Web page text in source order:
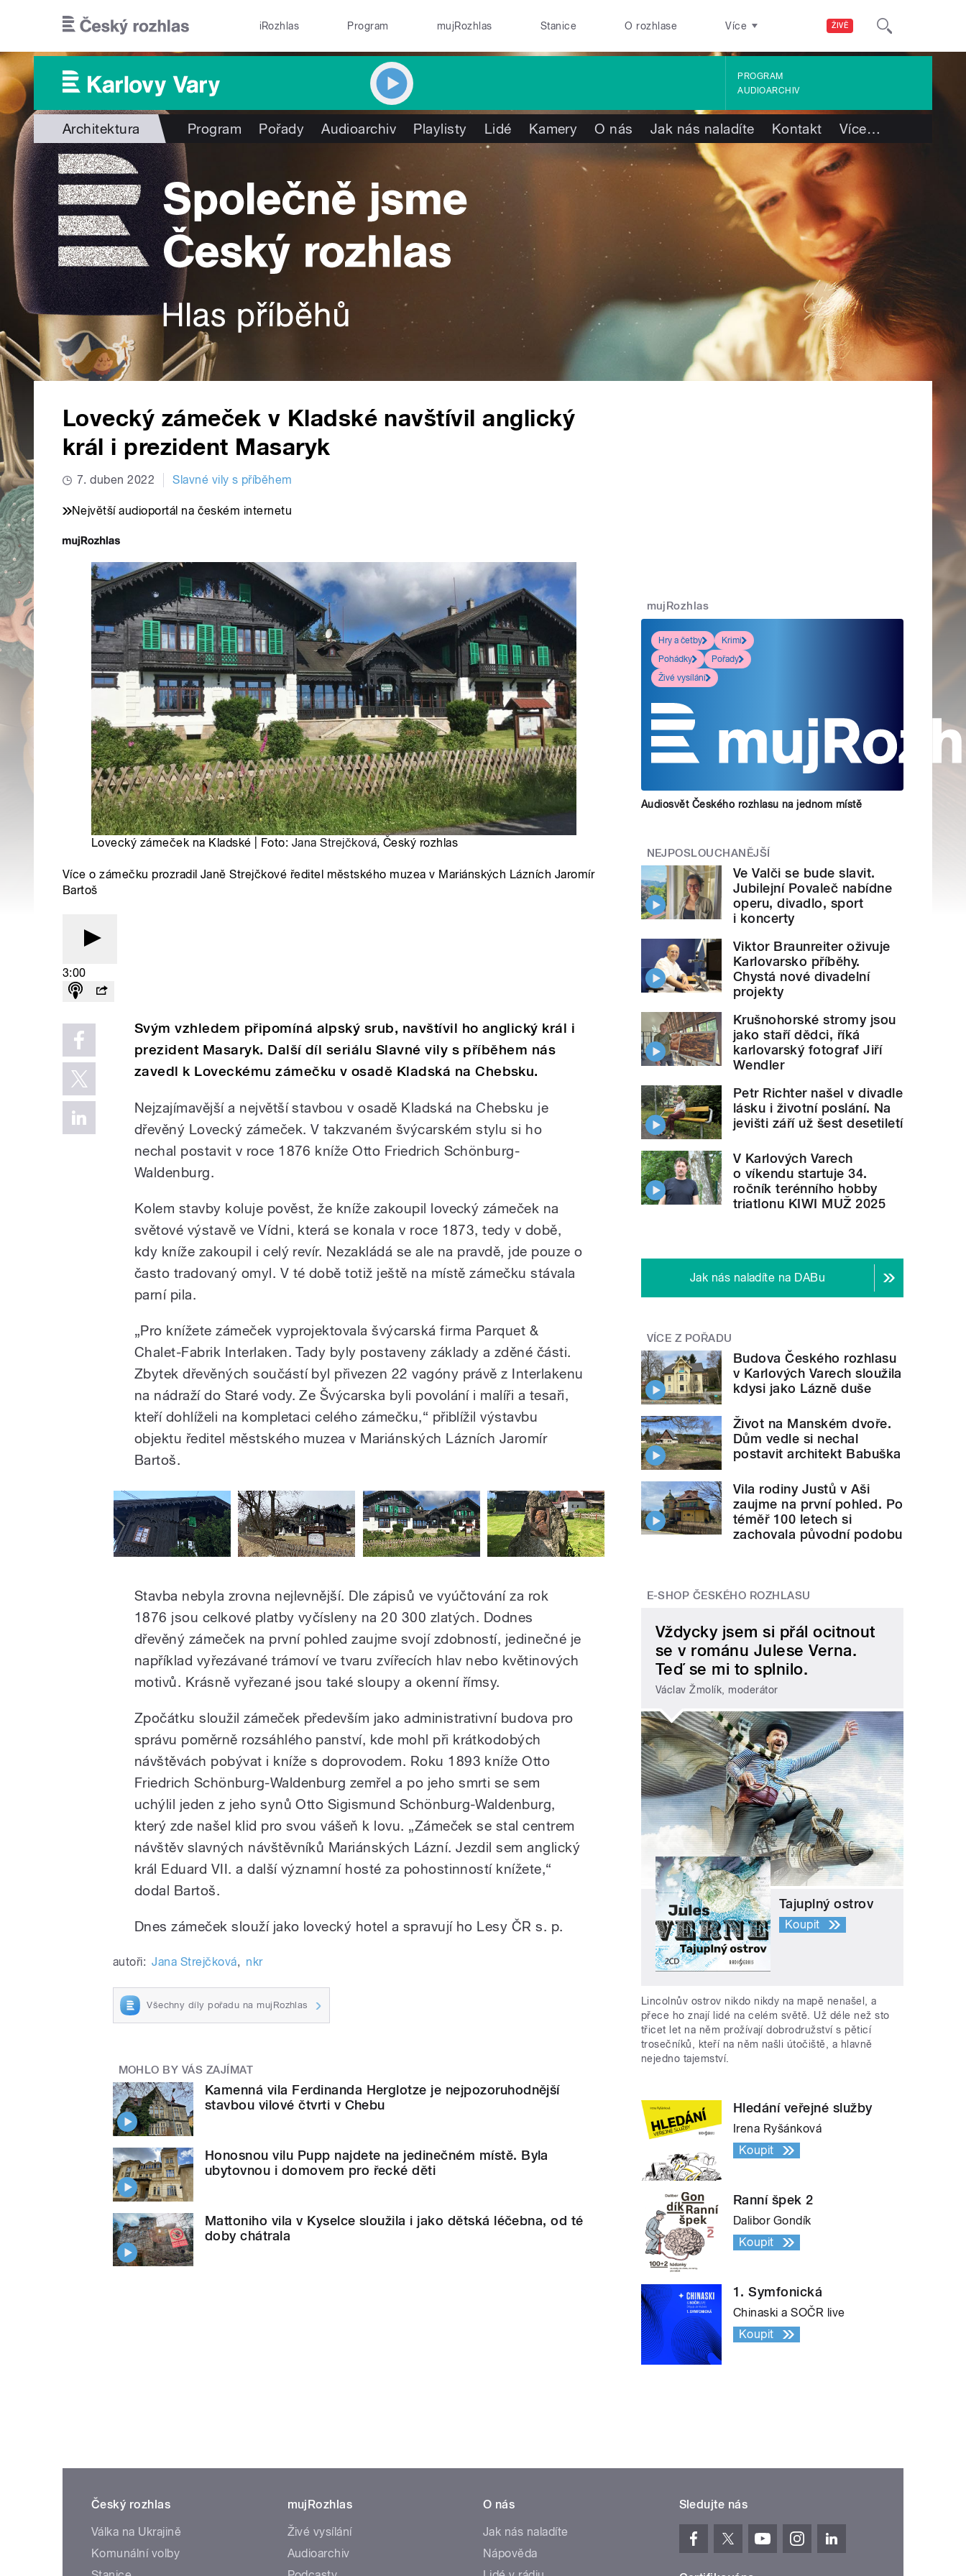
ŽIVĚ
iRozhlas Program mujRozhlas Stanice O rozhlase Více
PROGRAM
AUDIOARCHIV
Architektura Program Pořady Audioarchiv Playlisty Lidé Kamery O nás Jak nás naladíte Kontakt Více…
Lovecký zámeček v Kladské navštívil anglický
král i prezident Masaryk
7. duben 2022 Slavné vily s příběhem
Největší audioportál na českém internetu
Lovecký zámeček na Kladské | Foto: Jana Strejčková, Český rozhlas
Více o zámečku prozradil Janě Strejčkové ředitel městského muzea v Mariánských Lázních Jaromír
Bartoš
3:00
Svým vzhledem připomíná alpský srub, navštívil ho anglický král i
prezident Masaryk. Další díl seriálu Slavné vily s příběhem nás
zavedl k Loveckému zámečku v osadě Kladská na Chebsku.
Nejzajímavější a největší stavbou v osadě Kladská na Chebsku je
dřevěný Lovecký zámeček. V takzvaném švýcarském stylu si ho
nechal postavit v roce 1876 kníže Otto Friedrich Schönburg-
Waldenburg.
Kolem stavby koluje pověst, že kníže zakoupil lovecký zámeček na
světové výstavě ve Vídni, která se konala v roce 1873, tedy v době,
kdy kníže zakoupil i celý revír. Nezakládá se ale na pravdě, jde pouze o
často tradovaný omyl. V té době totiž ještě na místě zámečku stávala
parní pila.
„Pro knížete zámeček vyprojektovala švýcarská firma Parquet &
Chalet-Fabrik Interlaken. Tady byly postaveny základy a zděné části.
Zbytek dřevěných součástí byl přivezen 22 vagóny právě z Interlakenu
na nádraží do Staré vody. Ze Švýcarska byli povolání i malíři a tesaři,
kteří dohlíželi na kompletaci celého zámečku,“ přiblížil výstavbu
objektu ředitel městského muzea v Mariánských Lázních Jaromír
Bartoš.
Stavba nebyla zrovna nejlevnější. Dle zápisů ve vyúčtování za rok
1876 jsou celkové platby vyčísleny na 20 300 zlatých. Dodnes
dřevěný zámeček na první pohled zaujme svojí zdobností, jedinečné je
například vyřezávané trámoví ve tvaru zvířecích hlav nebo květinových
motivů. Krásně vyřezané jsou také sloupy a okenní římsy.
Zpočátku sloužil zámeček především jako administrativní budova pro
správu poměrně rozsáhlého panství, kde mohl při krátkodobých
návštěvách pobývat i kníže s doprovodem. Roku 1893 kníže Otto
Friedrich Schönburg-Waldenburg zemřel a po jeho smrti se sem
uchýlil jeden z jeho synů Otto Sigismund Schönburg-Waldenburg,
který zde našel klid pro svou vášeň k lovu. „Zámeček se stal centrem
návštěv slavných návštěvníků Mariánských Lázní. Jezdil sem anglický
král Eduard VII. a další významní hosté za pohostinností knížete,“
dodal Bartoš.
Dnes zámeček slouží jako lovecký hotel a spravují ho Lesy ČR s. p.
autoři: Jana Strejčková, nkr
Všechny díly pořadu na mujRozhlas
MOHLO BY VÁS ZAJÍMAT
Kamenná vila Ferdinanda Herglotze je nejpozoruhodnější
stavbou vilové čtvrti v Chebu
Honosnou vilu Pupp najdete na jedinečném místě. Byla
ubytovnou i domovem pro řecké děti
Mattoniho vila v Kyselce sloužila i jako dětská léčebna, od té
doby chátrala
mujRozhlas
Hry a četby
Krimi
Pohádky
Pořady
Živé vysílání
Audiosvět Českého rozhlasu na jednom místě
NEJPOSLOUCHANĚJŠÍ
Ve Valči se bude slavit.
Jubilejní Povaleč nabídne
operu, divadlo, sport
i koncerty
Viktor Braunreiter oživuje
Karlovarsko příběhy.
Chystá nové divadelní
projekty
Krušnohorské stromy jsou
jako staří dědci, říká
karlovarský fotograf Jiří
Wendler
Petr Richter našel v divadle
lásku i životní poslání. Na
jevišti září už šest desetiletí
V Karlových Varech
o víkendu startuje 34.
ročník terénního hobby
triatlonu KIWI MUŽ 2025
Jak nás naladíte na DABu
VÍCE Z POŘADU
Budova Českého rozhlasu
v Karlových Varech sloužila
kdysi jako Lázně duše
Život na Manském dvoře.
Dům vedle si nechal
postavit architekt Babuška
Vila rodiny Justů v Aši
zaujme na první pohled. Po
téměř 100 letech si
zachovala původní podobu
E-SHOP ČESKÉHO ROZHLASU
Vždycky jsem si přál ocitnout
se v románu Julese Verna.
Teď se mi to splnilo.
Václav Žmolík, moderátor
Tajuplný ostrov
Koupit
Lincolnův ostrov nikdo nikdy na mapě nenašel, a
přece ho znají lidé na celém světě. Už déle než sto
třicet let na něm prožívají dobrodružství s pěticí
trosečníků, kteří na něm našli útočiště, a hlavně
nejedno tajemství.
Hledání veřejné služby
Irena Ryšánková
Koupit
Ranní špek 2
Dalibor Gondík
Koupit
1. Symfonická
Chinaski a SOČR live
Koupit
Český rozhlas
Válka na Ukrajině
Komunální volby
mujRozhlas
Živé vysílání
Audioarchiv
O nás
Jak nás naladíte
Nápověda
Sledujte nás